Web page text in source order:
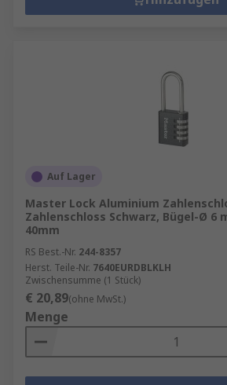
Auf Lager
Master Lock Aluminium
Zahlenschloss Schwarz, Bügel-Ø 6
40mm
RS Best.-Nr. 244-8357
Herst. Teile-Nr. 7640EURDBLKLH
Zwischensumme (1 Stück)
€ 20,89(ohne MwSt.)
Menge